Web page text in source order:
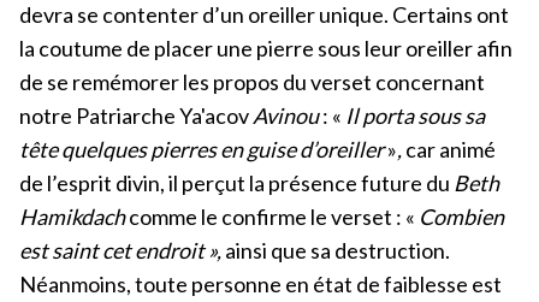
devra se contenter d’un oreiller unique. Certains ont
la coutume de placer une pierre sous leur oreiller afin
de se remémorer les propos du verset concernant
notre Patriarche Ya'acovAvinou: « Il porta sous sa
tête quelques pierres en guise d’oreiller»,car animé
de l’esprit divin, il perçut la présence future du Beth
Hamikdachcomme le confirme le verset : « Combien
est saint cet endroit »,ainsi que sa destruction.
Néanmoins, toute personne en état de faiblesse est